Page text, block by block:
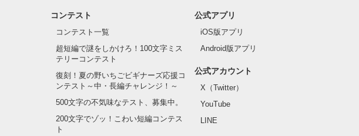
コンテスト
コンテスト一覧
超短編で謎をしかけろ！100文字ミス
テリーコンテスト
復刻！夏の野いちごビギナーズ応援コ
ンテスト～中・長編チャレンジ！～
500文字の不気味なテスト、募集中。
200文字でゾッ！こわい短編コンテス
ト
公式アプリ
iOS版アプリ
Android版アプリ
公式アカウント
X（Twitter）
YouTube
LINE